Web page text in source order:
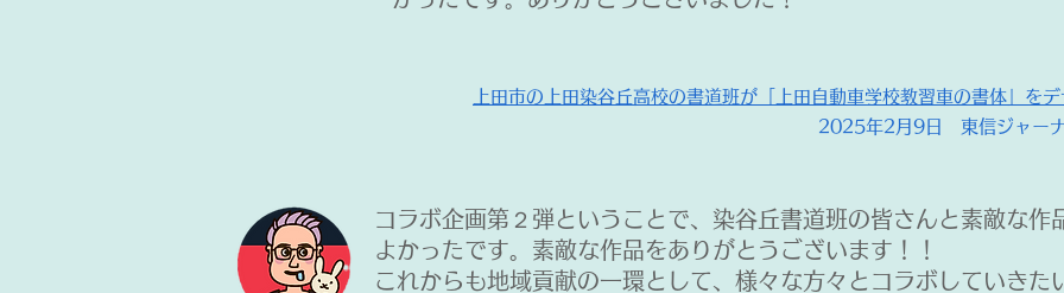
上田市の上田染谷丘高校の書道班が「上田自動車学校教習車の書体」を
​2025年2月9日 東信ジャー
コラボ企画第２弾ということで、染谷丘書道班の皆さんと素敵な作
よかったです。素敵な作品をありがとうございます！！
これからも地域貢献の一環として、様々な方々とコラボしていきた